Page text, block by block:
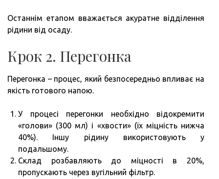
Останнім етапом вважається акуратне відділення
рідини від осаду.
Крок 2. Перегонка
Перегонка – процес, який безпосередньо впливає на
якість готового напою.
У процесі перегонки необхідно відокремити
«голови» (300 мл) і «хвости» (їх міцність нижча
40%). Іншу рідину використовують у
подальшому.
Склад розбавляють до міцності в 20%,
пропускають через вугільний фільтр.